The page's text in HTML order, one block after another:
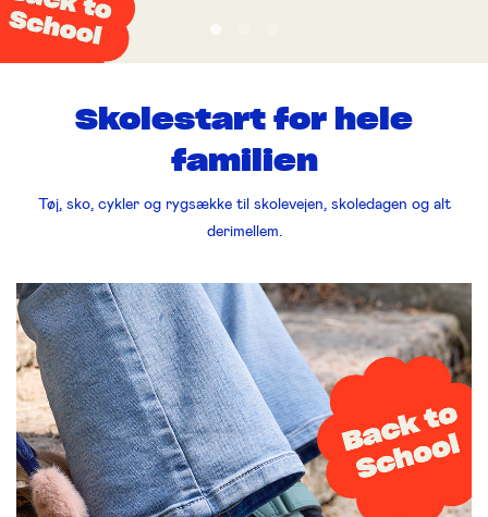
Skolestart for hele
familien
Tøj, sko, cykler og rygsække til skolevejen, skoledagen og alt
derimellem.